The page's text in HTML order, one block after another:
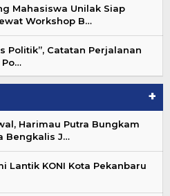
Mahasiswa Unilak Siap
Workshop B…
Politik”, Catatan Perjalanan
+
Harimau Putra Bungkam
Bengkalis J…
Lantik KONI Kota Pekanbaru